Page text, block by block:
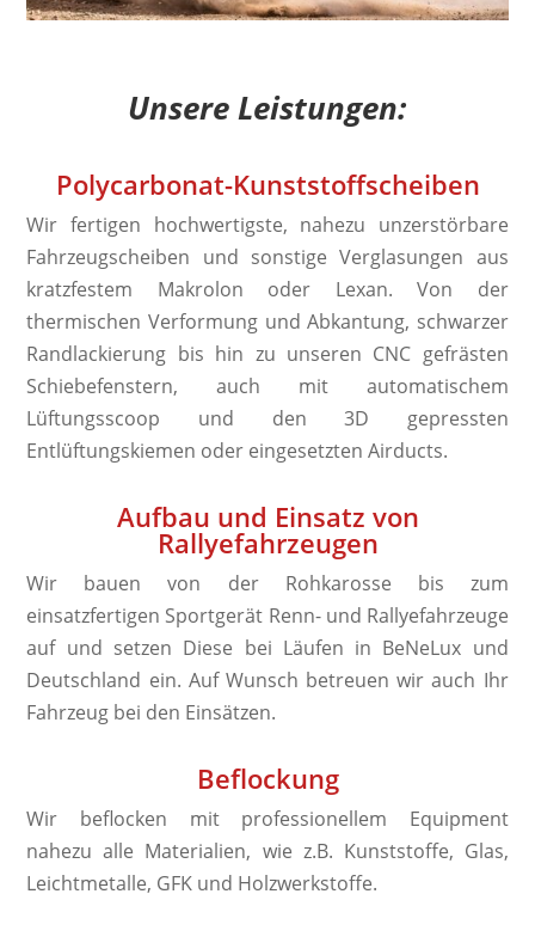
Unsere Leistungen:
Polycarbonat-Kunststoffscheiben
Wir fertigen hochwertigste, nahezu unzerstörbare
Fahrzeugscheiben und sonstige Verglasungen aus
kratzfestem Makrolon oder Lexan. Von der
thermischen Verformung und Abkantung, schwarzer
Randlackierung bis hin zu unseren CNC gefrästen
Schiebefenstern, auch mit automatischem
Lüftungsscoop und den 3D gepressten
Entlüftungskiemen oder eingesetzten Airducts.
Aufbau und Einsatz von
Rallyefahrzeugen
Wir bauen von der Rohkarosse bis zum
einsatzfertigen Sportgerät Renn- und Rallyefahrzeuge
auf und setzen Diese bei Läufen in BeNeLux und
Deutschland ein. Auf Wunsch betreuen wir auch Ihr
Fahrzeug bei den Einsätzen.
Beflockung
Wir beflocken mit professionellem Equipment
nahezu alle Materialien, wie z.B. Kunststoffe, Glas,
Leichtmetalle, GFK und Holzwerkstoffe.